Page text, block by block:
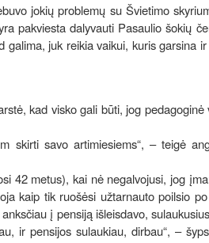
jokių problemų su Švietimo
pakviesta dalyvauti Pasaulio šokių
juk reikia vaikui, kuris garsina
kad visko gali būti, jog pedagoginė
skirti savo artimiesiems“, – teigė
42 metus), kai nė negalvojusi, jog
kaip tik ruošėsi užtarnauto poilsio
į pensiją išleisdavo,
ir pensijos sulaukiau, dirbau“, –